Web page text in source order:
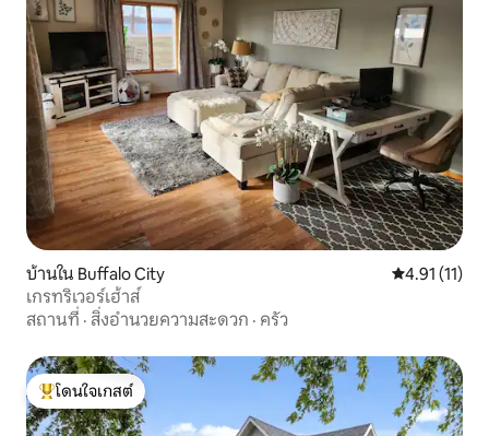
บ้านใน Buffalo City คะแนนเฉลี่ย
4.91 (11)
เกรทริเวอร์เฮ้าส์
สถานที่ · สิ่งอำนวยความสะดวก · ครัว
โดนใจเกสต์ที่สุด
โดนใจเกสต์